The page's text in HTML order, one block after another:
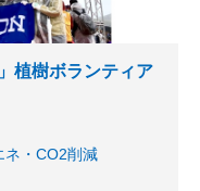
植樹ボランティア
ネ・CO2削減